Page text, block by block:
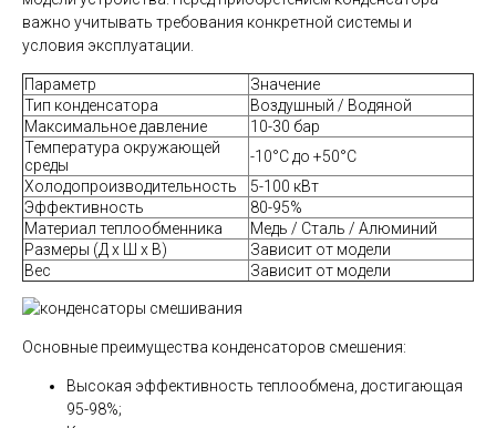
важно учитывать требования конкретной системы и
условия эксплуатации.
Параметр
Значение
Тип конденсатора
Воздушный / Водяной
Максимальное давление
10-30 бар
Температура окружающей
среды
-10°C до +50°C
Холодопроизводительность
5-100 кВт
Эффективность
80-95%
Материал теплообменника
Медь / Сталь / Алюминий
Размеры (Д x Ш x В)
Зависит от модели
Вес
Зависит от модели
Основные преимущества конденсаторов смешения:
Высокая эффективность теплообмена, достигающая
95-98%;